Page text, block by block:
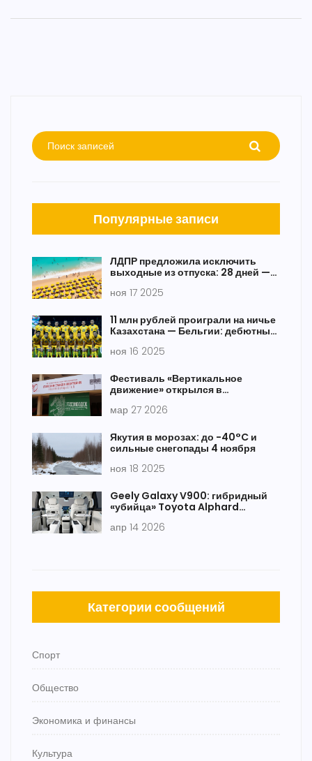
Популярные записи
ЛДПР предложила исключить
выходные из отпуска: 28 дней —
ноя 17 2025
11 млн рублей проиграли на ничье
Казахстана — Бельгии: дебютный
ноя 16 2025
Фестиваль «Вертикальное
движение» открылся в
Говорухина
мар 27 2026
Якутия в морозах: до -40°C и
сильные снегопады 4 ноября
ноя 18 2025
Geely Galaxy V900: гибридный
«убийца» Toyota Alphard
апр 14 2026
Категории сообщений
Спорт
Общество
Экономика и финансы
Культура